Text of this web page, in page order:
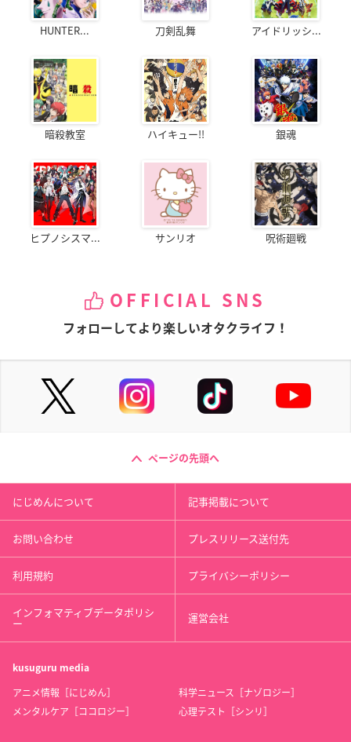
HUNTER... 刀剣乱舞 アイドリッシ...
暗殺教室 ハイキュー!! 銀魂
ヒプノシスマ... サンリオ 呪術廻戦
OFFICIAL SNS
フォローしてより楽しいオタクライフ！
ページの先頭へ
にじめんについて 記事掲載について
お問い合わせ プレスリリース送付先
利用規約 プライバシーポリシー
インフォマティブデータポリシ
ー 運営会社
kusuguru media
アニメ情報［にじめん］
科学ニュース［ナゾロジー］
メンタルケア［ココロジー］
心理テスト［シンリ］